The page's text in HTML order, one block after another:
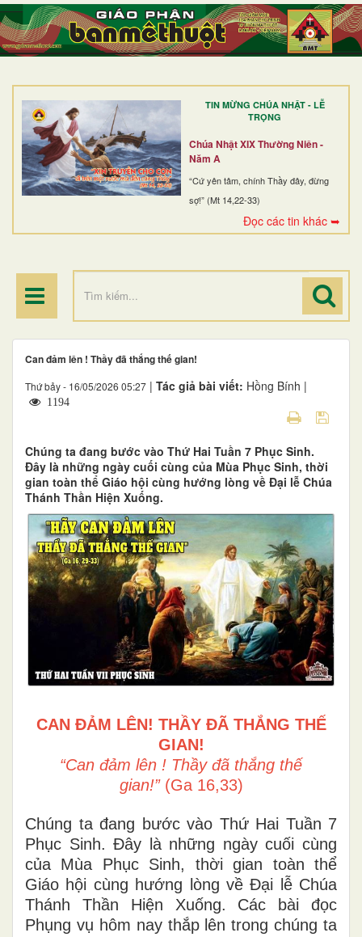
TIN MỪNG CHÚA NHẬT - LỄ
TRỌNG
Chúa Nhật XIX Thường Niên -
Năm A
“Cứ yên tâm, chính Thầy đây, đừng
sợ!” (Mt 14,22-33)
Đọc các tin khác ➥
TRANG NHẤT
GIỚI THIỆU
DÒNG TU
BAN MỤC VỤ
ĐOÀN THỂ CG
ĐIỂM HÀNH HƯƠNG
Can đảm lên ! Thầy đã thắng thế gian!
Thứ bảy - 16/05/2026 05:27 | Tác giả bài viết: Hồng Bính |
1194
Chúng ta đang bước vào Thứ Hai Tuần 7 Phục Sinh.
Đây là những ngày cuối cùng của Mùa Phục Sinh, thời
gian toàn thể Giáo hội cùng hướng lòng về Đại lễ Chúa
Thánh Thần Hiện Xuống.
CAN ĐẢM LÊN! THẦY ĐÃ THẮNG THẾ
GIAN!
“Can đảm lên ! Thầy đã thắng thế
gian!” (Ga 16,33)
Chúng ta đang bước vào Thứ Hai Tuần 7
Phục Sinh. Đây là những ngày cuối cùng
của Mùa Phục Sinh, thời gian toàn thể
Giáo hội cùng hướng lòng về Đại lễ Chúa
Thánh Thần Hiện Xuống. Các bài đọc
Phụng vụ hôm nay thắp lên trong chúng ta